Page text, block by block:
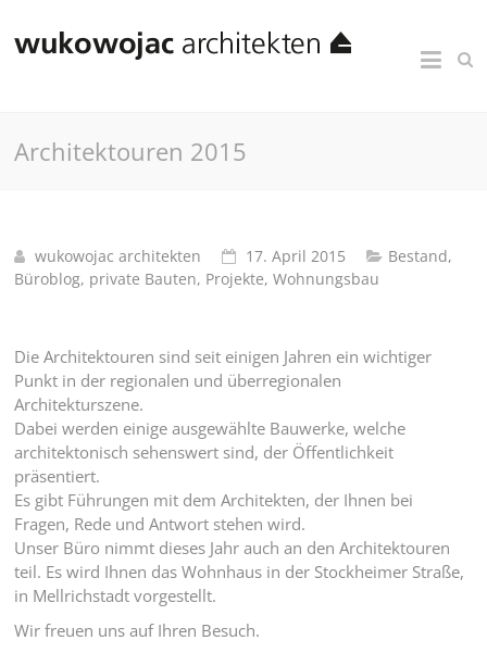
Architektouren 2015
wukowojac architekten 17. April 2015 Bestand,
Büroblog, private Bauten, Projekte,Wohnungsbau
Die Architektouren sind seit einigen Jahren ein wichtiger
Punkt in der regionalen und überregionalen
Architekturszene.
Dabei werden einige ausgewählte Bauwerke, welche
architektonisch sehenswert sind, der Öffentlichkeit
präsentiert.
Es gibt Führungen mit dem Architekten, der Ihnen bei
Fragen, Rede und Antwort stehen wird.
Unser Büro nimmt dieses Jahr auch an den Architektouren
teil. Es wird Ihnen das Wohnhaus in der Stockheimer Straße,
in Mellrichstadt vorgestellt.
Wir freuen uns auf Ihren Besuch.